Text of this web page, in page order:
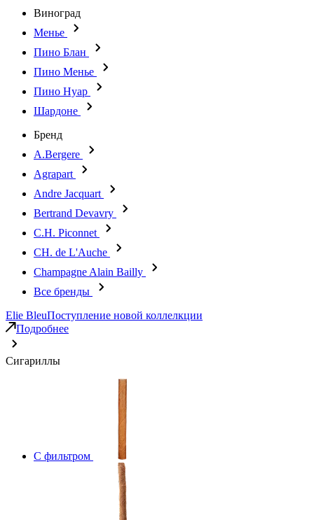
Виноград
Менье
Пино Блан
Пино Менье
Пино Нуар
Шардоне
Бренд
A.Bergere
Agrapart
Andre Jacquart
Bertrand Devavry
C.H. Piconnet
CH. de L'Auche
Champagne Alain Bailly
Все бренды
Elie BleuПоступление новой коллелкции
Подробнее
Сигариллы
С фильтром